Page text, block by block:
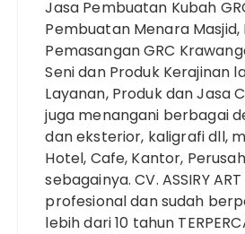
Jasa Pembuatan Kubah
Pembuatan Menara Masjid,
Pemasangan GRC
Seni dan Produk Kerajinan
Layanan, Produk dan Jasa
juga menangani berbagai
dan eksterior, kaligrafi dll,
Hotel, Cafe, Kantor,
sebagainya. CV. ASSIRY
profesional dan sudah
lebih dari 10 tahun